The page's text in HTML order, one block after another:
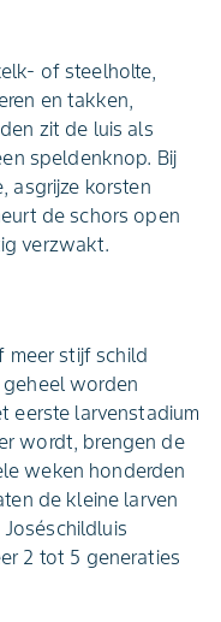
of steelholte,
en takken,
zit de luis als
speldenknop. Bij
asgrijze korsten
de schors open
verzwakt.
meer stijf schild
worden
eerste larvenstadium
wordt, brengen de
weken honderden
de kleine larven
2 tot 5 generaties